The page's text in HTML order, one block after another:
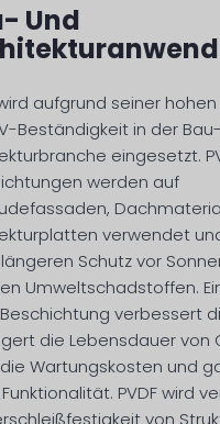
Und
wird aufgrund seiner
Beständigkeit in der
eingesetzt.
werden auf
verwendet
Schutz vor
Umweltschadstoffen.
Beschichtung verbessert
die Lebensdauer von
Wartungskosten und
PVDF wird
von